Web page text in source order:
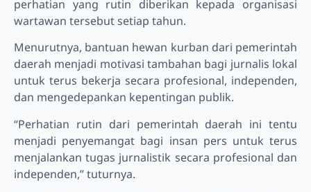
perhatian yang rutin diberikan kepada organisasi
wartawan tersebut setiap tahun.
Menurutnya, bantuan hewan kurban dari pemerintah
daerah menjadi motivasi tambahan bagi jurnalis lokal
untuk terus bekerja secara profesional, independen,
dan mengedepankan kepentingan publik.
“Perhatian rutin dari pemerintah daerah ini tentu
menjadi penyemangat bagi insan pers untuk terus
menjalankan tugas jurnalistik secara profesional dan
independen,” tuturnya.